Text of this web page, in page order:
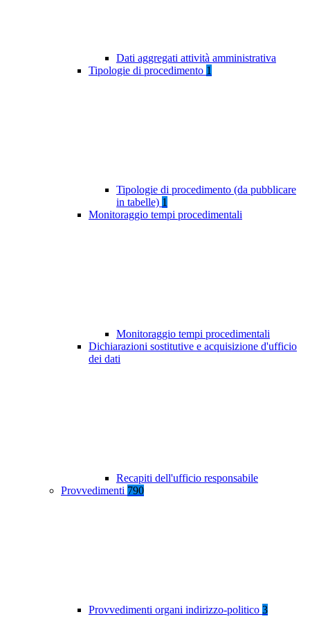
Dati aggregati attività amministrativa
Tipologie di procedimento 1
Tipologie di procedimento (da pubblicare
in tabelle) 1
Monitoraggio tempi procedimentali
Monitoraggio tempi procedimentali
Dichiarazioni sostitutive e acquisizione d'ufficio
dei dati
Recapiti dell'ufficio responsabile
Provvedimenti 790
Provvedimenti organi indirizzo-politico 3